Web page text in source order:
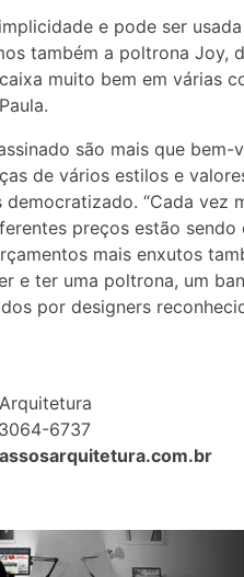
e pode ser
também a poltrona Joy,
muito bem em várias
são mais que
de vários estilos e
“Cada vez
preços estão sendo
mais enxutos
e ter uma poltrona, um
por designers
6737